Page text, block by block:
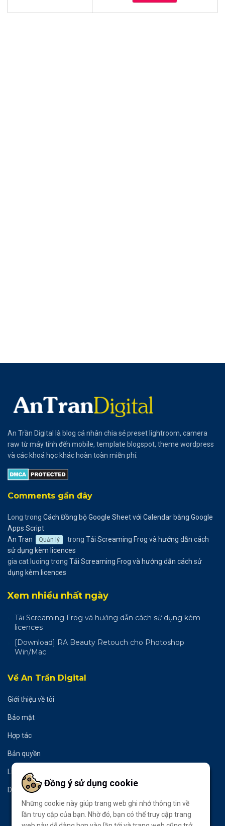
An Trần Digital là blog cá nhân chia sẻ preset lightroom, camera
raw từ máy tính đến mobile, template blogspot, theme wordpress
và các khoá học khác hoàn toàn miễn phí.
Comments gần đây
Long trong Cách Đồng bộ Google Sheet với Calendar bằng Google
Apps Script
An Tran
Quản lý trong Tải Screaming Frog và hướng dẫn cách
sử dụng kèm licences
gia cat luoing trong Tải Screaming Frog và hướng dẫn cách sử
dụng kèm licences
Xem nhiều nhất ngày
Tải Screaming Frog và hướng dẫn cách sử dụng kèm
licences
[Download] RA Beauty Retouch cho Photoshop
Win/Mac
Về An Trần Digital
Giới thiệu về tôi
Bảo mật
Hợp tác
Bản quyền
Liên hệ
Donate
Đồng ý sử dụng cookie
Những cookie này giúp trang web ghi nhớ thông tin về
lần truy cập của bạn. Nhờ đó, bạn có thể truy cập trang